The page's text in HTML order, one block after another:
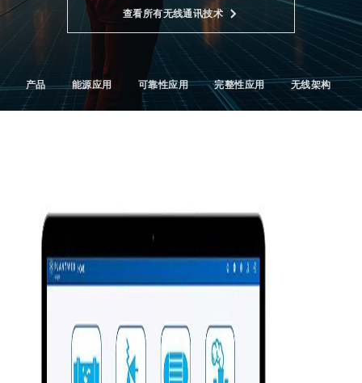
查看所有无线通讯技术
产品 能源应用​ 可靠性应用​ 完整性应用​ 无线架构​